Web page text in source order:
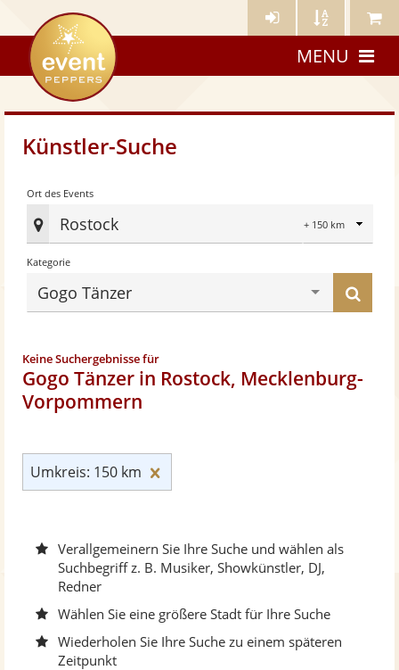
Künstler- Künstler Meine
eventpeppers
MENU
Künstler-Suche
Ort des Events
Rostock
Radius
Ort
Kategorie
Gogo Tänzer
Keine Suchergebnisse für
Gogo Tänzer in Rostock, Mecklenburg-
Vorpommern
Umkreis: 150 km
Verallgemeinern Sie Ihre Suche und wählen als
Suchbegriff z. B. Musiker, Showkünstler, DJ,
Redner
Wählen Sie eine größere Stadt für Ihre Suche
Wiederholen Sie Ihre Suche zu einem späteren
Zeitpunkt